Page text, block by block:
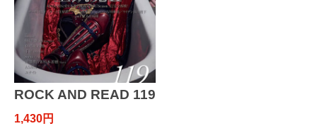
ROCK AND READ 119
1,430円